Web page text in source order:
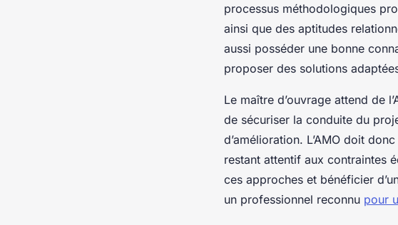
processus méthodologiques
ainsi que des aptitudes
aussi posséder une bonne
proposer des solutions
Le maître d’ouvrage attend de
de sécuriser la conduite du
d’amélioration. L’AMO doit
restant attentif aux contraintes
ces approches et bénéficier
un professionnel reconnu pour